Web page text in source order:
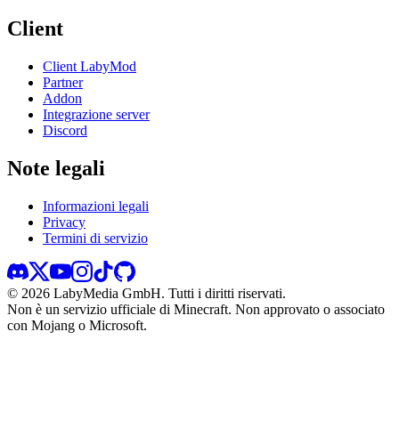
Client
Client LabyMod
Partner
Addon
Integrazione server
Discord
Note legali
Informazioni legali
Privacy
Termini di servizio
© 2026 LabyMedia GmbH. Tutti i diritti riservati.
Non è un servizio ufficiale di Minecraft. Non approvato o associato
con Mojang o Microsoft.